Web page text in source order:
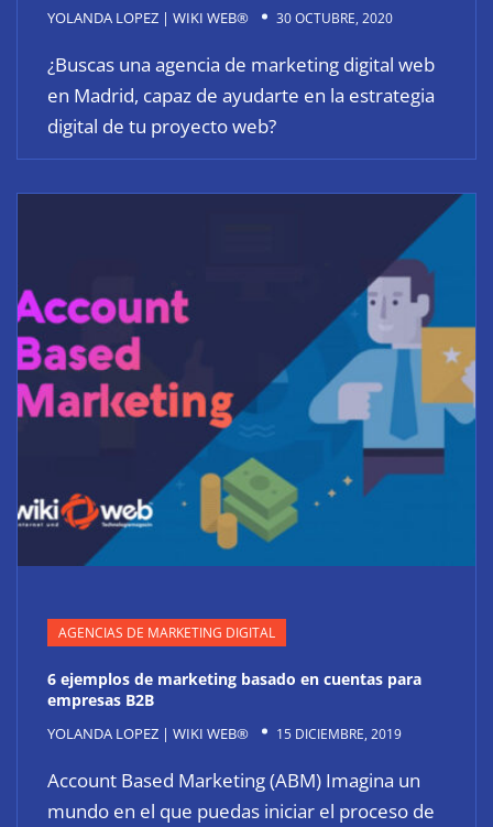
YOLANDA LOPEZ | WIKI WEB® 30 OCTUBRE, 2020
¿Buscas una agencia de marketing digital web
en Madrid, capaz de ayudarte en la estrategia
digital de tu proyecto web?
AGENCIAS DE MARKETING DIGITAL
6 ejemplos de marketing basado en cuentas para
empresas B2B
YOLANDA LOPEZ | WIKI WEB® 15 DICIEMBRE, 2019
Account Based Marketing (ABM) Imagina un
mundo en el que puedas iniciar el proceso de